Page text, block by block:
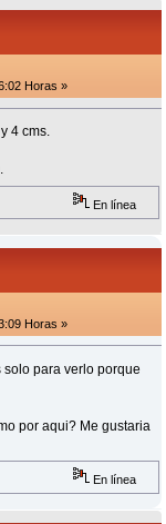
Horas »
4 cms.
En línea
Horas »
para verlo porque
por aqui? Me gustaria
En línea